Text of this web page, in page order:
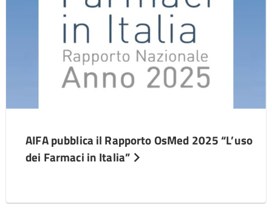
AIFA pubblica il Rapporto OsMed 2025 “L’uso
dei Farmaci in Italia”